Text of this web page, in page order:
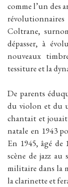
comme l’un des
Coltrane,
dépasser, à
nouveaux
tessiture et la
De parents
du violon et du
chantait et
natale en 1943
En 1945, âgé
scène de jazz
militaire dans la
la clarinette et